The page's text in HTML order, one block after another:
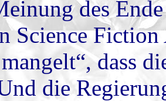
des
Science
dass
die